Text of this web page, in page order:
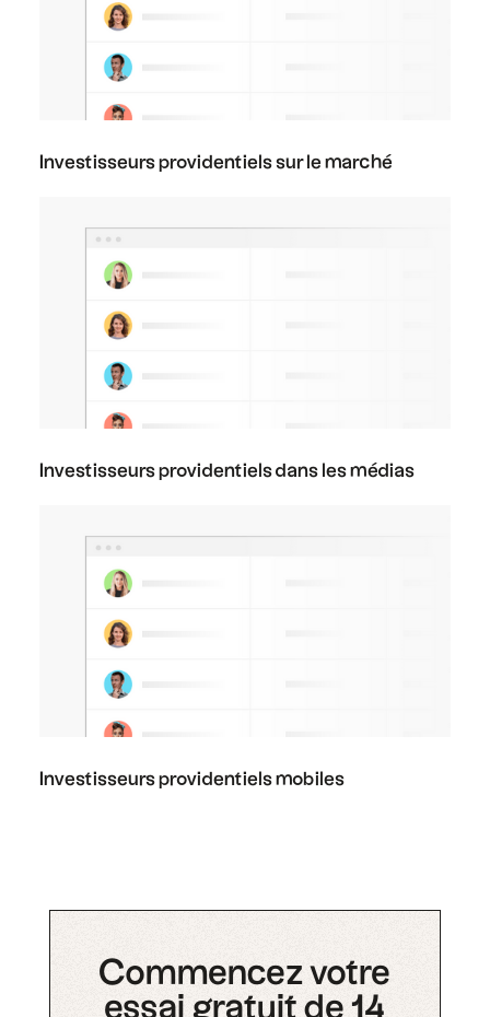
Investisseurs providentiels sur le marché
Investisseurs providentiels dans les médias
Investisseurs providentiels mobiles
Commencez votre
essai gratuit de 14